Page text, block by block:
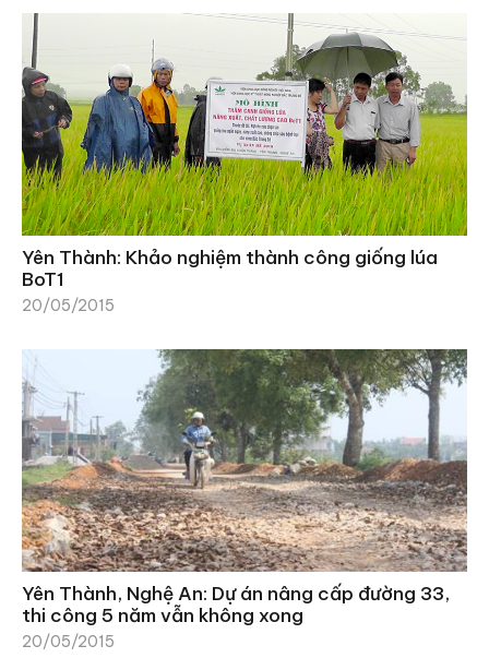
Yên Thành: Khảo nghiệm thành công giống lúa
BoT1
20/05/2015
Yên Thành, Nghệ An: Dự án nâng cấp đường 33,
thi công 5 năm vẫn không xong
20/05/2015